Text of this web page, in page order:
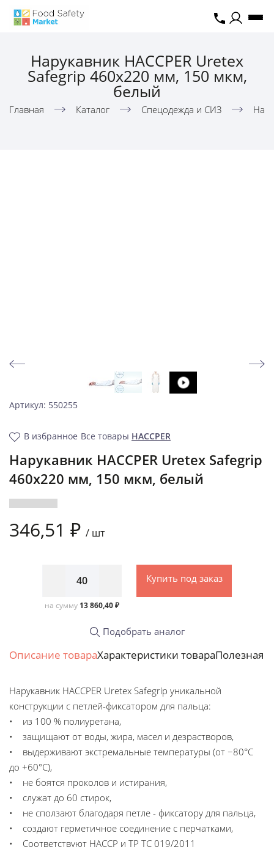
Нарукавник HACCPER Uretex
Safegrip 460х220 мм, 150 мкм,
белый
Главная Каталог Спецодежда и СИЗ
Артикул: 550255
В избранное Все товары HACCPER
Нарукавник HACCPER Uretex Safegrip
460х220 мм, 150 мкм, белый
346,51 ₽ / шт
на сумму 13 860,40 ₽
Купить под заказ
Подобрать аналог
Описание товараХарактеристики товараПолезная
Нарукавник HACCPER Uretex Safegrip уникальной
конструкции с петлей-фиксатором для пальца:
• из 100 % полиуретана,
• защищают от воды, жира, масел и дезрастворов,
• выдерживают экстремальные температуры (от −80°C
до +60°C),
• не боятся проколов и истирания,
• служат до 60 стирок,
• не сползают благодаря петле - фиксатору для пальца,
• создают герметичное соединение с перчатками,
• Соответствуют HACCP и ТР ТС 019/2011